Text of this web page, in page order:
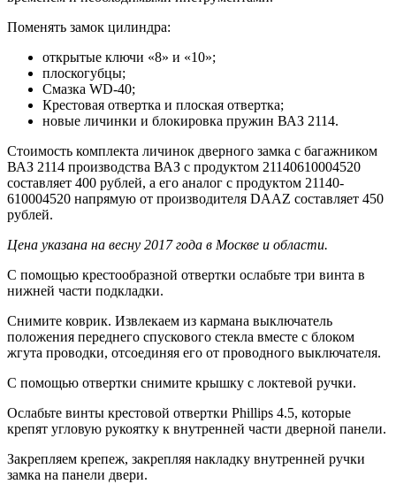
Поменять замок цилиндра:
открытые ключи «8» и «10»;
плоскогубцы;
Смазка WD-40;
Крестовая отвертка и плоская отвертка;
новые личинки и блокировка пружин ВАЗ 2114.
Стоимость комплекта личинок дверного замка с багажником
ВАЗ 2114 производства ВАЗ с продуктом 21140610004520
составляет 400 рублей, а его аналог с продуктом 21140-
610004520 напрямую от производителя DAAZ составляет 450
рублей.
Цена указана на весну 2017 года в Москве и области.
С помощью крестообразной отвертки ослабьте три винта в
нижней части подкладки.
Снимите коврик. Извлекаем из кармана выключатель
положения переднего спускового стекла вместе с блоком
жгута проводки, отсоединяя его от проводного выключателя.
С помощью отвертки снимите крышку с локтевой ручки.
Ослабьте винты крестовой отвертки Phillips 4.5, которые
крепят угловую рукоятку к внутренней части дверной панели.
Закрепляем крепеж, закрепляя накладку внутренней ручки
замка на панели двери.